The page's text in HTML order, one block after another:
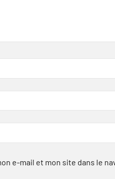
e-mail et mon site dans le